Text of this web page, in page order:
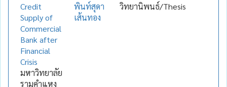
Credit
Supply of
Commercial
Bank after
Financial
Crisis
มหาวิทยาลัย
รามคำแหง
พินท์สุดา
เส้นทอง
วิทยานิพนธ์/Thesis